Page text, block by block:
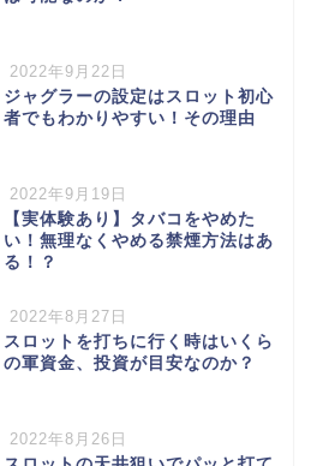
2022年9月22日
ジャグラーの設定はスロット初心
者でもわかりやすい！その理由
2022年9月19日
【実体験あり】タバコをやめた
い！無理なくやめる禁煙方法はあ
る！？
2022年8月27日
スロットを打ちに行く時はいくら
の軍資金、投資が目安なのか？
2022年8月26日